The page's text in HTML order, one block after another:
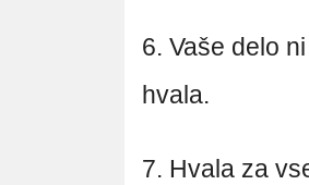
6. Vaše delo
hvala.
7. Hvala za